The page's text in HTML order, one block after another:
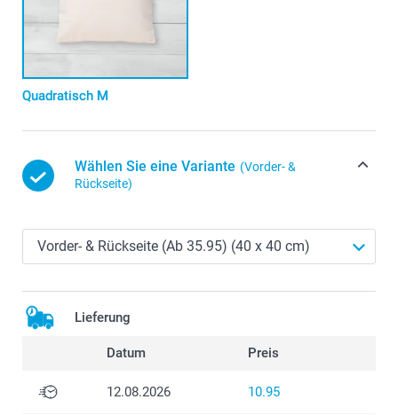
Quadratisch M
Wählen Sie eine Variante (Vorder- &
Rückseite)
Lieferung
Datum Preis
12.08.2026 10.95